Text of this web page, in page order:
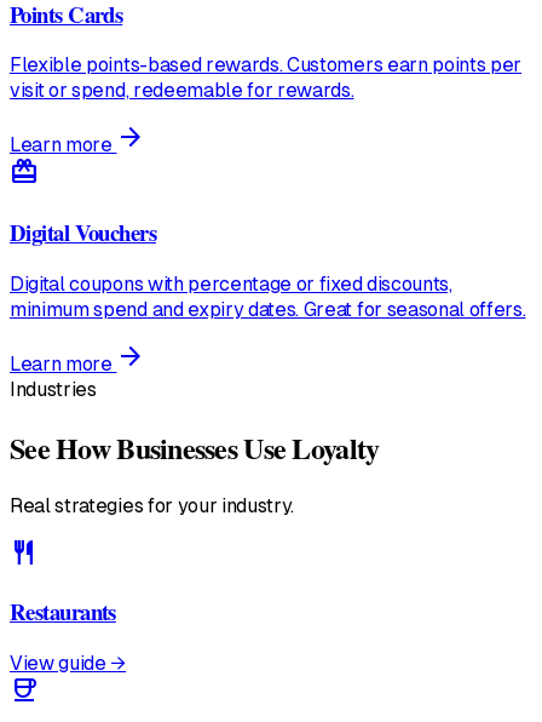
Points Cards
Flexible points-based rewards. Customers earn points per
visit or spend, redeemable for rewards.
Learn more arrow_forward
redeem
Digital Vouchers
Digital coupons with percentage or fixed discounts,
minimum spend and expiry dates. Great for seasonal offers.
Learn more arrow_forward
Industries
See How Businesses Use Loyalty
Real strategies for your industry.
restaurant
Restaurants
View guide →
coffee